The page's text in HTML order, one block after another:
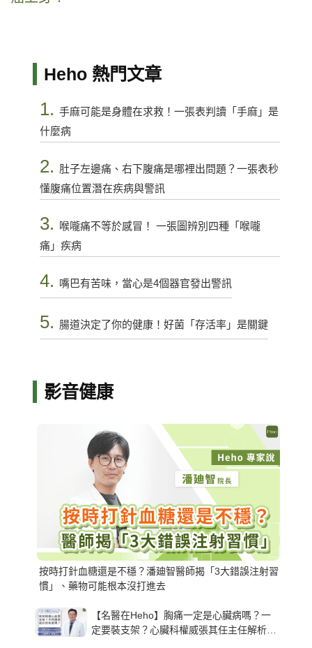
Heho 熱門文章
1. 手麻可能是身體在求救！一張表判讀「手麻」是
什麼病
2. 肚子左邊痛、右下腹痛是哪裡出問題？一張表秒
懂腹痛位置潛在疾病與警訊
3.
喉嚨痛不等於感冒！ 一張圖辨別四種「喉嚨
痛」疾病
4. 嘴巴有苦味，當心是4個器官發出警訊
5. 腸道決定了你的健康！好菌「存活率」是關鍵
影音健康
按時打針血糖還是不穩？潘廸智醫師揭「3大錯誤注射習
慣」、藥物可能根本沒打進去
【名醫在Heho】胸痛一定是心臟病嗎？一
定要裝支架？心臟科權威張其任主任解析支